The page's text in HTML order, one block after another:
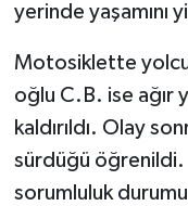
yerinde yaşamını
Motosiklette yolcu
oğlu C.B. ise ağır
kaldırıldı. Olay
sürdüğü öğrenildi.
sorumluluk